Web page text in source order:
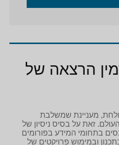
הרצאה של
מעניינת שמשלבת
זאת על בסיס ניסיון של
בתחומי המידע בפורומים
בתכנון ובמימוש פרויקטים של